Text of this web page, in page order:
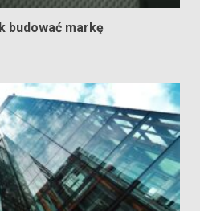
budować markę